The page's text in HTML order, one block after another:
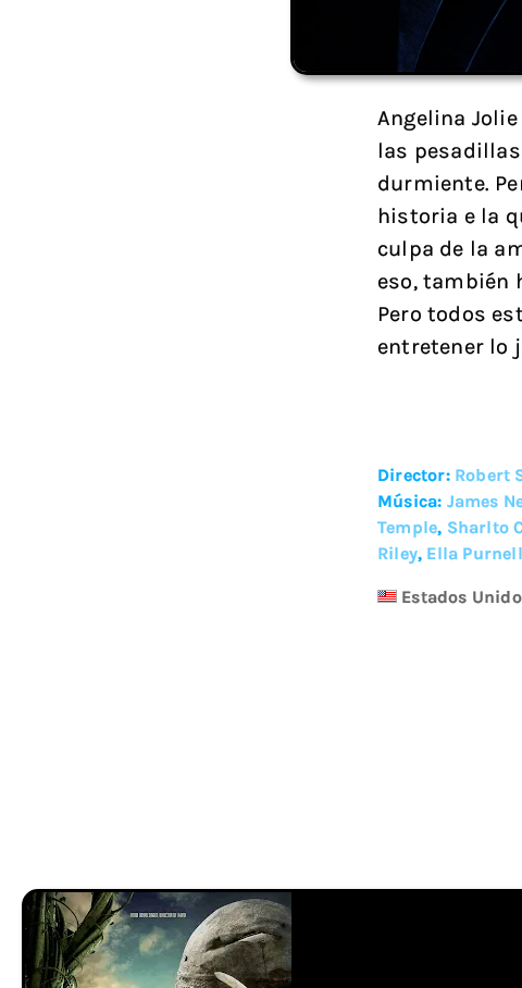
Angelina
las
durmiente.
historia e la
culpa de la
eso, también
Pero todos
entretener lo
Director: Robert
Música: James
Temple, Sharlto
Riley, Ella Purnell
Estados